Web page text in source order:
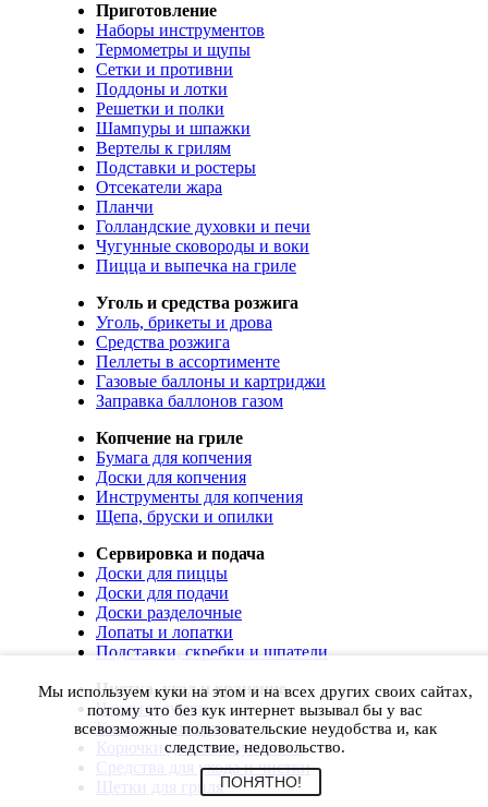
Приготовление
Наборы инструментов
Термометры и щупы
Сетки и противни
Поддоны и лотки
Решетки и полки
Шампуры и шпажки
Вертелы к грилям
Подставки и ростеры
Отсекатели жара
Планчи
Голландские духовки и печи
Чугунные сковороды и воки
Пицца и выпечка на гриле
Уголь и средства розжига
Уголь, брикеты и дрова
Средства розжига
Пеллеты в ассортименте
Газовые баллоны и картриджи
Заправка баллонов газом
Копчение на гриле
Бумага для копчения
Доски для копчения
Инструменты для копчения
Щепа, бруски и опилки
Сервировка и подача
Доски для пиццы
Доски для подачи
Доски разделочные
Лопаты и лопатки
Подставки, скребки и шпатели
Чистка, уход и хранение
Чехлы и сумки
Коврики для гриля
Корючки для инструментов
Средства для ухода и чистки
Щетки для гриля
Мы используем куки на этом и на всех других своих сайтах,
потому что без кук интернет вызывал бы у вас
всевозможные пользовательские неудобства и, как
следствие, недовольство.
ПОНЯТНО!